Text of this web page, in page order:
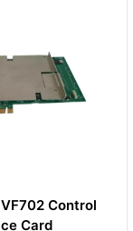
AAI543-H53